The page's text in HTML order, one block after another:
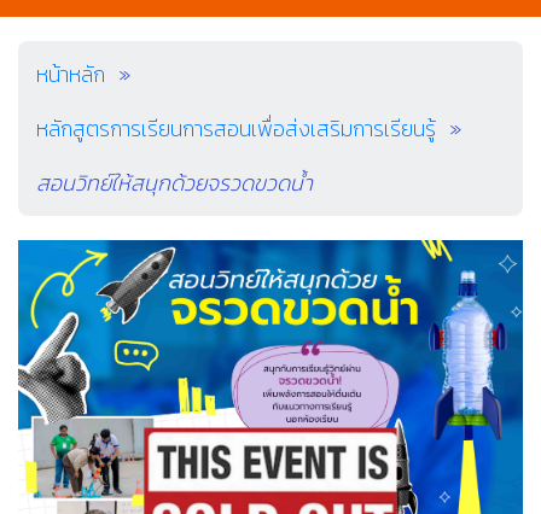
หน้าหลัก
หลักสูตรการเรียนการสอนเพื่อส่งเสริมการเรียนรู้
สอนวิทย์ให้สนุกด้วยจรวดขวดน้ำ